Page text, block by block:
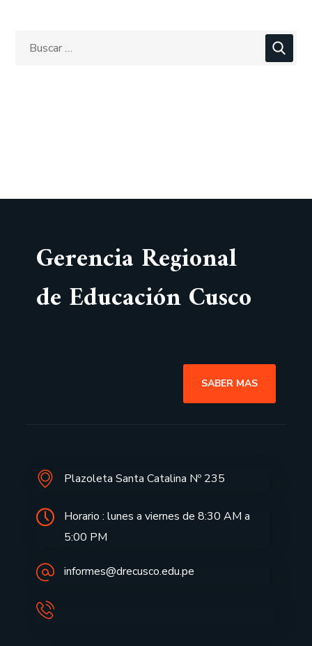
Gerencia Regional
de Educación Cusco
SABER MAS
Plazoleta Santa Catalina Nº 235
Horario : lunes a viernes de 8:30 AM a
5:00 PM
informes@drecusco.edu.pe